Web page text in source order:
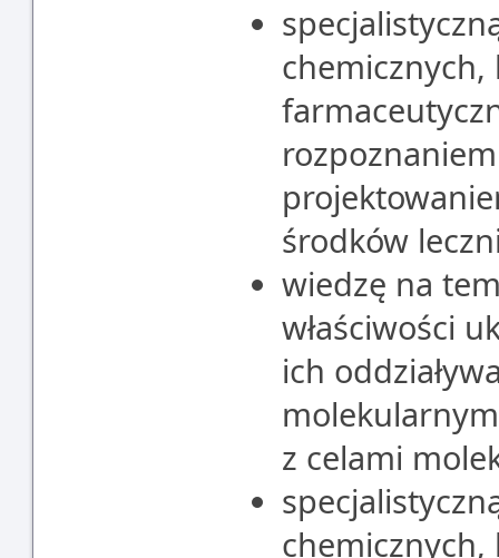
środków
wiedzę na
właściwości
ich
z celami